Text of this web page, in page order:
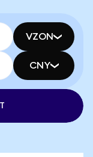
VZON
CNY